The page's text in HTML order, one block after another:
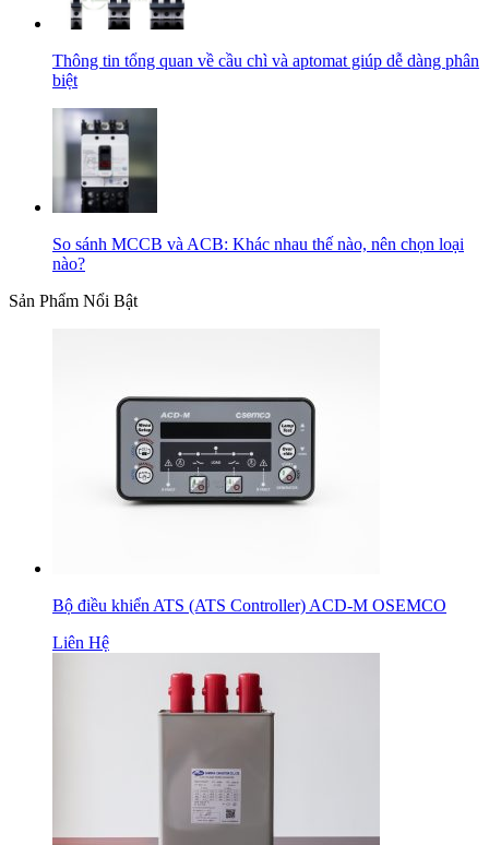
Thông tin tổng quan về cầu chì và aptomat giúp dễ dàng phân
biệt
So sánh MCCB và ACB: Khác nhau thế nào, nên chọn loại
nào?
Sản Phẩm Nổi Bật
Bộ điều khiển ATS (ATS Controller) ACD-M OSEMCO
Liên Hệ